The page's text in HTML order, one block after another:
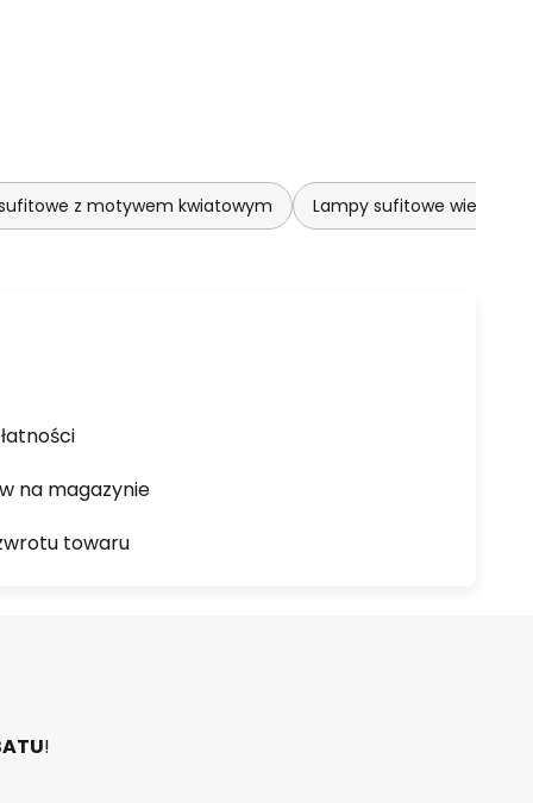
z motywem kwiatowym Lampy sufitowe
na magazynie
towaru
!